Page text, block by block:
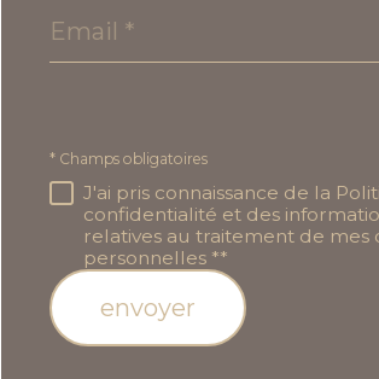
Email
* Champs obligatoires
J'ai pris connaissance de la
confidentialité et des
relatives au traitement de mes
personnelles **
envoyer